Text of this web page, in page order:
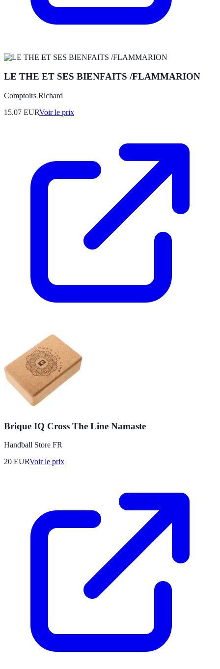
LE THE ET SES BIENFAITS /FLAMMARION
Comptoirs Richard
15.07 EURVoir le prix
Brique IQ Cross The Line Namaste
Handball Store FR
20 EURVoir le prix